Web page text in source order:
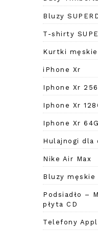
Bluzy
T-shirty
Kurtki męskie
iPhone Xr
Iphone Xr
Iphone Xr
Iphone Xr
Hulajnogi dla
Nike Air Max
Bluzy męskie
Podsiadło –
płyta CD
Telefony